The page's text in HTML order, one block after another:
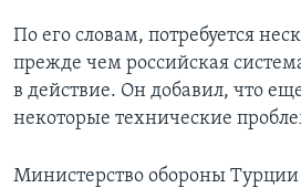
По его словам, потребуется
прежде чем российская
в действие. Он добавил, что
некоторые технические
Министерство обороны